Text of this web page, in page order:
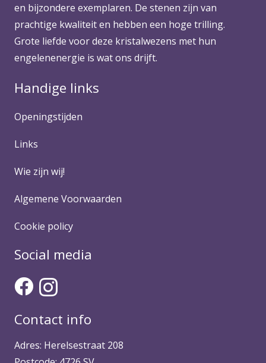
en bijzondere exemplaren. De stenen zijn van
prachtige kwaliteit en hebben een hoge trilling.
Grote liefde voor deze kristalwezens met hun
engelenenergie is wat ons drijft.
Handige links
Openingstijden
Links
Wie zijn wij!
Algemene Voorwaarden
Cookie policy
Social media
Contact info
Adres: Herelsestraat 208